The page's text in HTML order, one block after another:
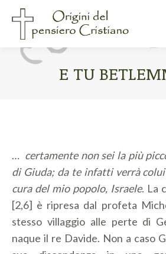
E TU
… certamente non sei la più
di Giuda; da te infatti verrà
cura del mio popolo, Israele. La
[2,6] è ripresa dal profeta
stesso villaggio alle perte di
naque il re Davide. Non a caso